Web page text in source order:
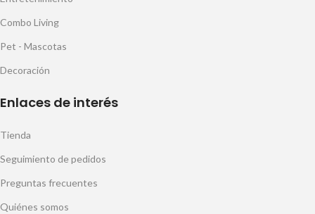
Combo Living
Pet - Mascotas
Decoración
Enlaces de interés
Tienda
Seguimiento de pedidos
Preguntas frecuentes
Quiénes somos